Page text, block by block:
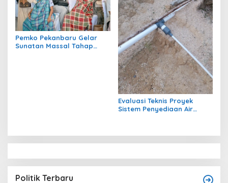
Pemko Pekanbaru Gelar
Sunatan Massal Tahap
Evaluasi Teknis Proyek
Sistem Penyediaan Air
Politik Terbaru